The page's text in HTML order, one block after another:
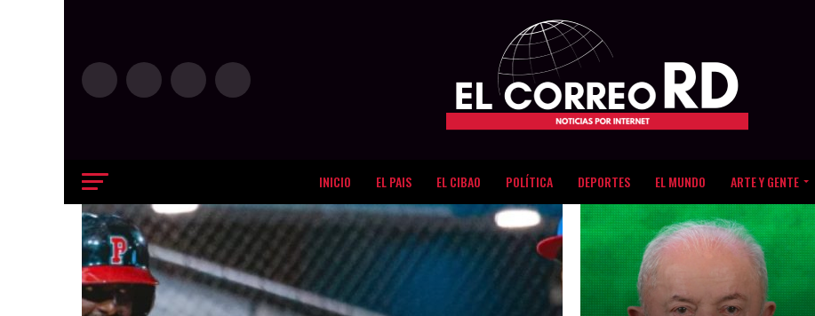
INICIO EL PAIS EL CIBAO POLÍTICA DEPORTES EL MUNDO ARTE Y GENTE